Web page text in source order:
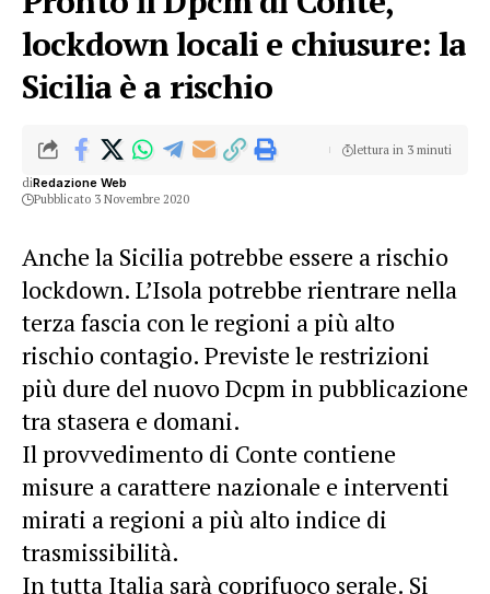
lockdown locali e chiusure: la
Sicilia è a rischio
diRedazione Web
Pubblicato 3 Novembre 2020
lettura in 3 minuti
Anche la Sicilia potrebbe essere a rischio
lockdown. L’Isola potrebbe rientrare nella
terza fascia con le regioni a più alto
rischio contagio. Previste le restrizioni
più dure del nuovo Dcpm in pubblicazione
tra stasera e domani.
Il provvedimento di Conte contiene
misure a carattere nazionale e interventi
mirati a regioni a più alto indice di
trasmissibilità.
In tutta Italia sarà coprifuoco serale. Si